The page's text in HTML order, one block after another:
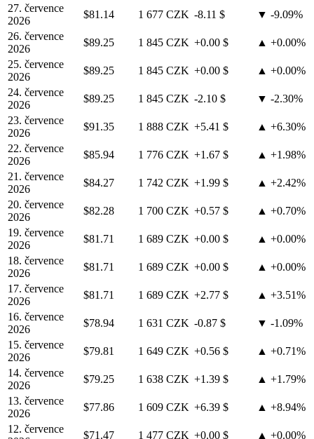
27. července
2026
$81.14 1 677 CZK -8.11 $
▼ -9.09%
26. července
2026
$89.25 1 845 CZK +0.00 $
▲ +0.00%
25. července
2026
$89.25 1 845 CZK +0.00 $
▲ +0.00%
24. července
2026
$89.25 1 845 CZK -2.10 $
▼ -2.30%
23. července
2026
$91.35 1 888 CZK +5.41 $
▲ +6.30%
22. července
2026
$85.94 1 776 CZK +1.67 $
▲ +1.98%
21. července
2026
$84.27 1 742 CZK +1.99 $
▲ +2.42%
20. července
2026
$82.28 1 700 CZK +0.57 $
▲ +0.70%
19. července
2026
$81.71 1 689 CZK +0.00 $
▲ +0.00%
18. července
2026
$81.71 1 689 CZK +0.00 $
▲ +0.00%
17. července
2026
$81.71 1 689 CZK +2.77 $
▲ +3.51%
16. července
2026
$78.94 1 631 CZK -0.87 $
▼ -1.09%
15. července
2026
$79.81 1 649 CZK +0.56 $
▲ +0.71%
14. července
2026
$79.25 1 638 CZK +1.39 $
▲ +1.79%
13. července
2026
$77.86 1 609 CZK +6.39 $
▲ +8.94%
12. července
$71.47 1 477 CZK +0.00 $ ▲ +0.00%